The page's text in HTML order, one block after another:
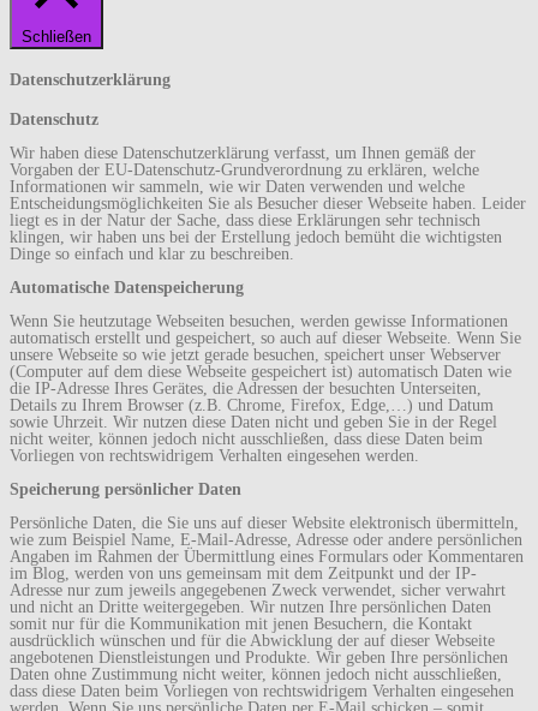
Schließen
Datenschutzerklärung
Datenschutz
Wir haben diese Datenschutzerklärung verfasst, um Ihnen gemäß der
Vorgaben der EU-Datenschutz-Grundverordnung zu erklären, welche
Informationen wir sammeln, wie wir Daten verwenden und welche
Entscheidungsmöglichkeiten Sie als Besucher dieser Webseite haben. Leider
liegt es in der Natur der Sache, dass diese Erklärungen sehr technisch
klingen, wir haben uns bei der Erstellung jedoch bemüht die wichtigsten
Dinge so einfach und klar zu beschreiben.
Automatische Datenspeicherung
Wenn Sie heutzutage Webseiten besuchen, werden gewisse Informationen
automatisch erstellt und gespeichert, so auch auf dieser Webseite. Wenn Sie
unsere Webseite so wie jetzt gerade besuchen, speichert unser Webserver
(Computer auf dem diese Webseite gespeichert ist) automatisch Daten wie
die IP-Adresse Ihres Gerätes, die Adressen der besuchten Unterseiten,
Details zu Ihrem Browser (z.B. Chrome, Firefox, Edge,…) und Datum
sowie Uhrzeit. Wir nutzen diese Daten nicht und geben Sie in der Regel
nicht weiter, können jedoch nicht ausschließen, dass diese Daten beim
Vorliegen von rechtswidrigem Verhalten eingesehen werden.
Speicherung persönlicher Daten
Persönliche Daten, die Sie uns auf dieser Website elektronisch übermitteln,
wie zum Beispiel Name, E-Mail-Adresse, Adresse oder andere persönlichen
Angaben im Rahmen der Übermittlung eines Formulars oder Kommentaren
im Blog, werden von uns gemeinsam mit dem Zeitpunkt und der IP-
Adresse nur zum jeweils angegebenen Zweck verwendet, sicher verwahrt
und nicht an Dritte weitergegeben. Wir nutzen Ihre persönlichen Daten
somit nur für die Kommunikation mit jenen Besuchern, die Kontakt
ausdrücklich wünschen und für die Abwicklung der auf dieser Webseite
angebotenen Dienstleistungen und Produkte. Wir geben Ihre persönlichen
Daten ohne Zustimmung nicht weiter, können jedoch nicht ausschließen,
dass diese Daten beim Vorliegen von rechtswidrigem Verhalten eingesehen
werden. Wenn Sie uns persönliche Daten per E-Mail schicken – somit